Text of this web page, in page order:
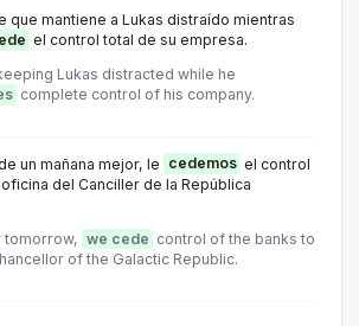
que mantiene a Lukas distraído mientras
el control total de su empresa.
Lukas distracted while he
complete control of his company.
un mañana mejor, le cedemos el control
del Canciller de la República
tomorrow, we cede control of the banks to
of the Galactic Republic.